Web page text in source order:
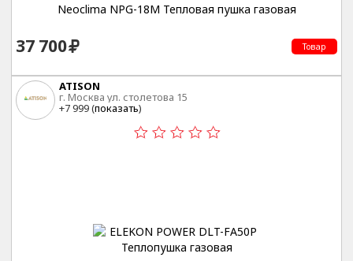
Neoclima NPG-18M Тепловая пушка газовая
37 700 Товар
ATISON
г. Москва ул. столетова 15
+7 999 (показать)